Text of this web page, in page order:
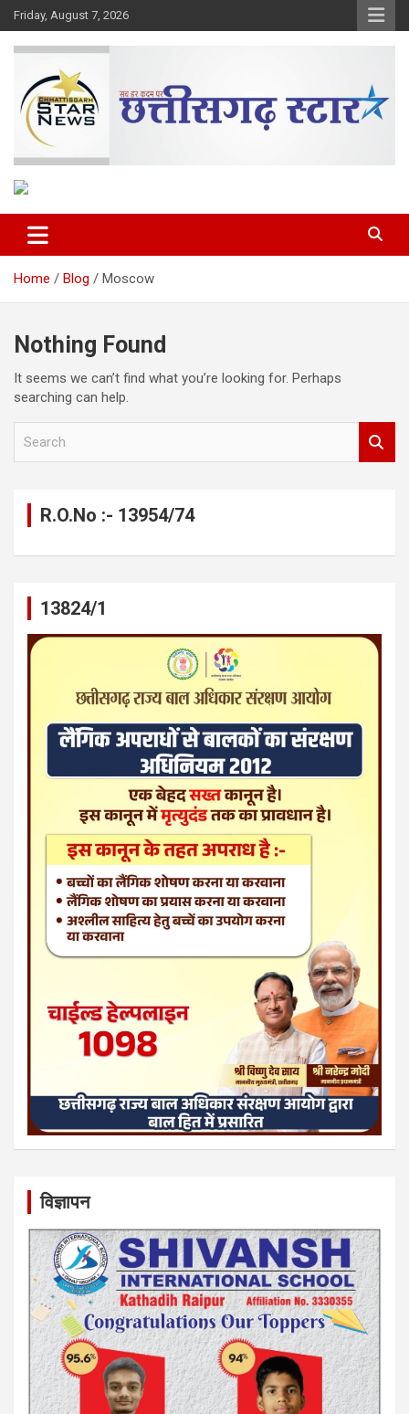
Skip
to
content
Friday, August 7, 2026
Chhattisgarh Star
Home Blog Moscow
Nothing Found
It seems we can’t find what you’re looking for. Perhaps
searching can help.
R.O.No :- 13954/74
13824/1
विज्ञापन